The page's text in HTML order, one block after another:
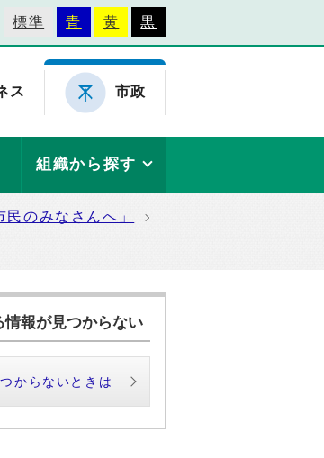
標準 青 黄 黒
ス 市政
組織から探す
のみなさんへ」
情報が見つからない
からないときは